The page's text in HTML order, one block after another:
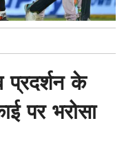
के
पर भरोसा